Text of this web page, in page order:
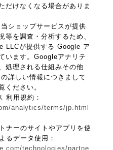
だけなくなる場合がありま
ショップサービスが提供
等を調査・分析するため、
LLCが提供する Google ア
います。Googleアナリテ
処理される仕組みその他
詳しい情報につきまして
ください。
利用規約：
analytics/terms/jp.html
ナーのサイトやアプリを使
るデータ使用：
technologies/partne